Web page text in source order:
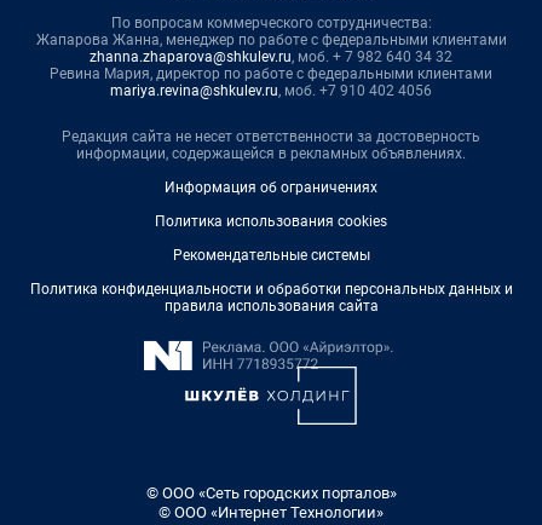
По вопросам коммерческого сотрудничества:
Жапарова Жанна, менеджер по работе с федеральными клиентами
zhanna.zhaparova@shkulev.ru, моб. + 7 982 640 34 32
Ревина Мария, директор по работе с федеральными клиентами
mariya.revina@shkulev.ru, моб. +7 910 402 4056
Редакция сайта не несет ответственности за достоверность
информации, содержащейся в рекламных объявлениях.
Информация об ограничениях
Политика использования cookies
Рекомендательные системы
Политика конфиденциальности и обработки персональных данных и
правила использования сайта
© ООО «Сеть городских порталов»
© ООО «Интернет Технологии»